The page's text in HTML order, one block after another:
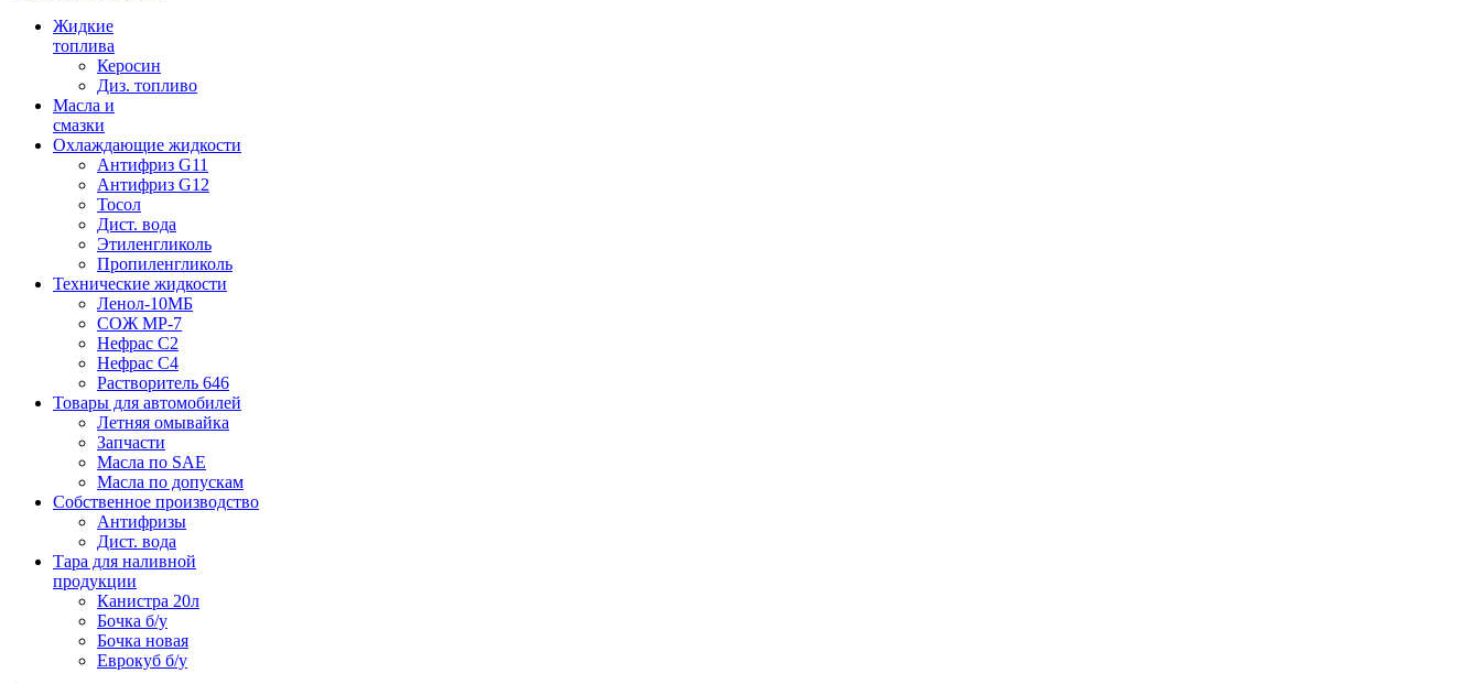
Жидкие
топлива
Керосин
Диз. топливо
Масла и
смазки
Охлаждающие жидкости
Антифриз G11
Антифриз G12
Тосол
Дист. вода
Этиленгликоль
Пропиленгликоль
Технические жидкости
Ленол-10МБ
СОЖ МР-7
Нефрас С2
Нефрас С4
Растворитель 646
Товары для автомобилей
Летняя омывайка
Запчасти
Масла по SAE
Масла по допускам
Собственное производство
Антифризы
Дист. вода
Тара для наливной
продукции
Канистра 20л
Бочка б/у
Бочка новая
Еврокуб б/у